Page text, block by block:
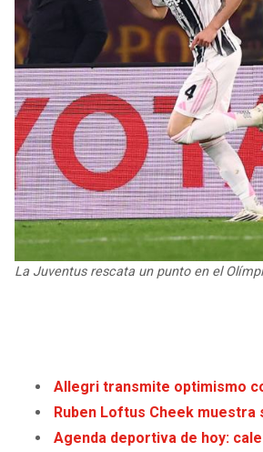
La Juventus rescata un punto en el
Allegri transmite optimismo
Ruben Loftus Cheek
Agenda deportiva de hoy: